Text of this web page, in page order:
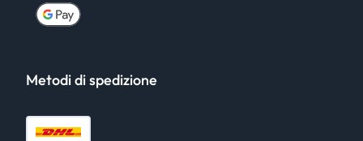
Metodi di spedizione